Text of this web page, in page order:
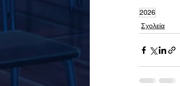
2026
Σχολεία